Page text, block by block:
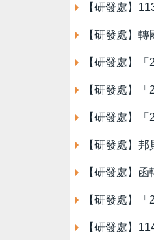
【研發處】
【研發處】
【研發處】
【研發處】
【研發處】
【研發處】
【研發處】
【研發處】
【研發處】